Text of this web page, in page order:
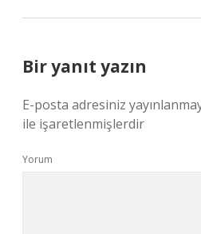
Bir yanıt yazın
E-posta adresiniz
ile işaretlenmişlerdir
Yorum